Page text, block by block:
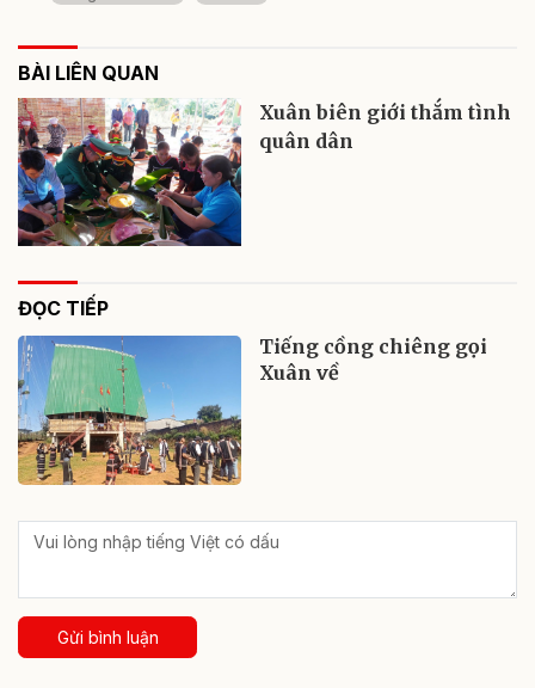
BÀI LIÊN QUAN
Xuân biên giới thắm tình
quân dân
ĐỌC TIẾP
Tiếng cồng chiêng gọi
Xuân về
Gửi bình luận